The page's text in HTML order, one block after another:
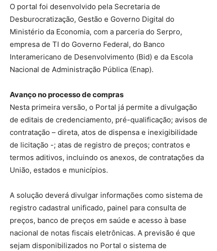
O portal foi desenvolvido pela Secretaria de
Desburocratização, Gestão e Governo Digital do
Ministério da Economia, com a parceria do Serpro,
empresa de TI do Governo Federal, do Banco
Interamericano de Desenvolvimento (Bid) e da Escola
Nacional de Administração Pública (Enap).
Avanço no processo de compras
Nesta primeira versão, o Portal já permite a divulgação
de editais de credenciamento, pré-qualificação; avisos de
contratação – direta, atos de dispensa e inexigibilidade
de licitação -; atas de registro de preços; contratos e
termos aditivos, incluindo os anexos, de contratações da
União, estados e municípios.
A solução deverá divulgar informações como sistema de
registro cadastral unificado, painel para consulta de
preços, banco de preços em saúde e acesso à base
nacional de notas fiscais eletrônicas. A previsão é que
sejam disponibilizados no Portal o sistema de